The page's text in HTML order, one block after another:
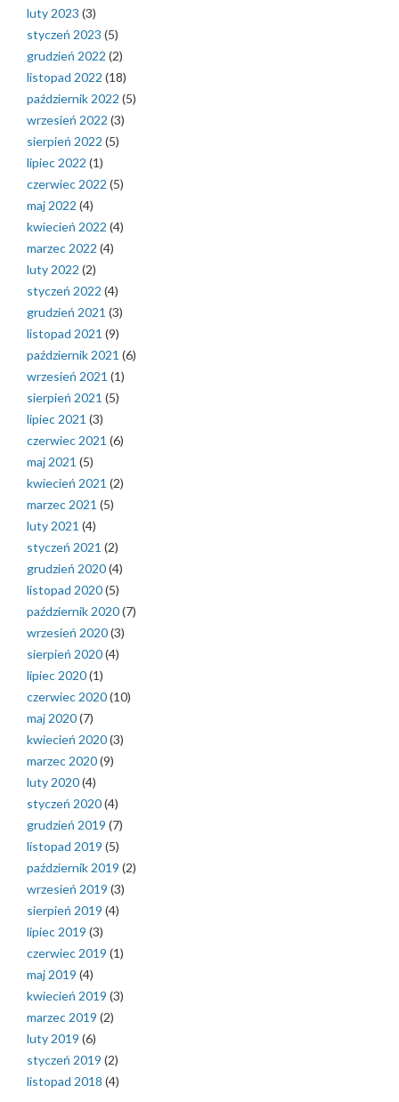
luty 2023 (3)
styczeń 2023 (5)
grudzień 2022 (2)
listopad 2022 (18)
październik 2022 (5)
wrzesień 2022 (3)
sierpień 2022 (5)
lipiec 2022 (1)
czerwiec 2022 (5)
maj 2022 (4)
kwiecień 2022 (4)
marzec 2022 (4)
luty 2022 (2)
styczeń 2022 (4)
grudzień 2021 (3)
listopad 2021 (9)
październik 2021 (6)
wrzesień 2021 (1)
sierpień 2021 (5)
lipiec 2021 (3)
czerwiec 2021 (6)
maj 2021 (5)
kwiecień 2021 (2)
marzec 2021 (5)
luty 2021 (4)
styczeń 2021 (2)
grudzień 2020(4)
listopad 2020(5)
październik 2020(7)
wrzesień 2020(3)
sierpień 2020(4)
lipiec 2020(1)
czerwiec 2020(10)
maj 2020(7)
kwiecień 2020(3)
marzec 2020(9)
luty 2020(4)
styczeń 2020(4)
grudzień 2019 (7)
listopad 2019 (5)
październik 2019 (2)
wrzesień 2019 (3)
sierpień 2019 (4)
lipiec 2019 (3)
czerwiec 2019 (1)
maj 2019 (4)
kwiecień 2019 (3)
marzec 2019 (2)
luty 2019 (6)
styczeń 2019 (2)
listopad 2018 (4)